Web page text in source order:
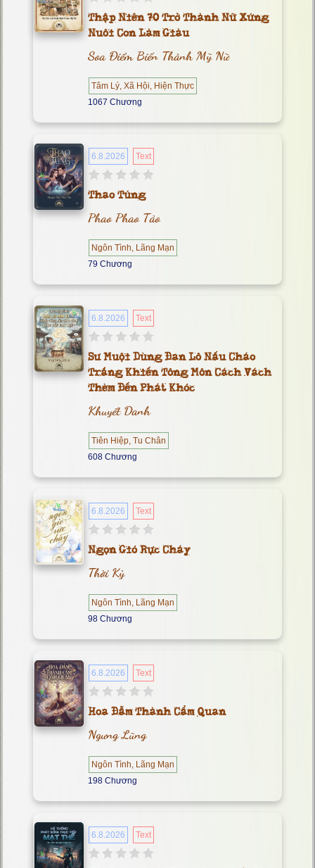
Thập Niên 70 Trở Thành Nữ Xứng
Nuôi Con Làm Giàu
Soa Điểm Biến Thành Mỹ Nữ
Tâm Lý, Xã Hội, Hiện Thực
1067 Chương
6.8.2026 Text
Thao Túng
Phao Phao Tảo
Ngôn Tình, Lãng Mạn
79 Chương
6.8.2026 Text
Sư Muội Dùng Đan Lô Nấu Cháo
Trắng Khiến Tông Môn Cách Vách
Thèm Đến Phát Khóc
Khuyết Danh
Tiên Hiệp, Tu Chân
608 Chương
6.8.2026 Text
Ngọn Gió Rực Cháy
Thời Kỳ
Ngôn Tình, Lãng Mạn
98 Chương
6.8.2026 Text
Hoa Đẫm Thành Cẩm Quan
Ngưng Lũng
Ngôn Tình, Lãng Mạn
198 Chương
6.8.2026 Text